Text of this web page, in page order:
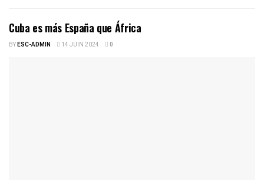
Cuba es más España que África
BYESC-ADMIN 14 JUIN 2024 0